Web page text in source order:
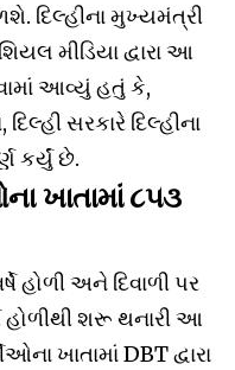
દિલ્હીના મુખ્યમંત્રી
મીડિયા દ્વારા આ
આવ્યું હતું કે,
સરકારે દિલ્હીના
કર્યું છે.
ખાતામાં ૮૫૩
હોળી અને દિવાળી પર
શરૂ થનારી આ
ખાતામાં DBT દ્વારા